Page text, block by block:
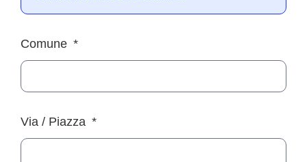
Comune
Via / Piazza